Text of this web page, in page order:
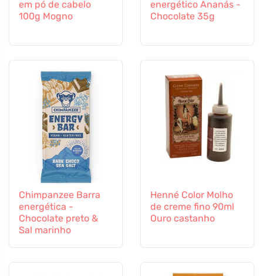
em pó de cabelo
100g Mogno
energético Ananás -
Chocolate 35g
Chimpanzee Barra
energética -
Chocolate preto &
Sal marinho
Henné Color Molho
de creme fino 90ml
Ouro castanho